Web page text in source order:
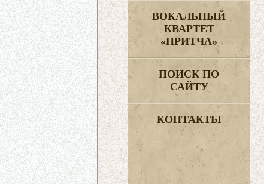
ВОКАЛЬНЫЙ
КВАРТЕТ
«ПРИТЧА»
ПОИСК ПО
САЙТУ
КОНТАКТЫ